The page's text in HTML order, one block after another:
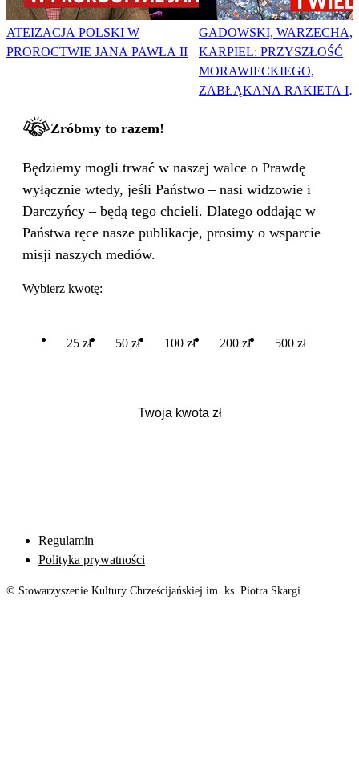
ATEIZACJA POLSKI W
PROROCTWIE JANA PAWŁA II
GADOWSKI, WARZECHA,
KARPIEL: PRZYSZŁOŚĆ
MORAWIECKIEGO,
ZABŁĄKANA RAKIETA I
Zróbmy to razem!
Będziemy mogli trwać w naszej walce o Prawdę
wyłącznie wtedy, jeśli Państwo – nasi widzowie i
Darczyńcy – będą tego chcieli. Dlatego oddając w
Państwa ręce nasze publikacje, prosimy o wsparcie
misji naszych mediów.
Wybierz kwotę:
25 zł 50 zł 100 zł 200 zł 500 zł
Regulamin
Polityka prywatności
© Stowarzyszenie Kultury Chrześcijańskiej im. ks. Piotra Skargi